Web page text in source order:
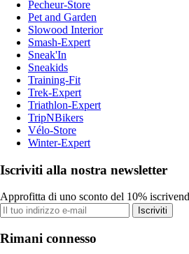
Pecheur-Store
Pet and Garden
Slowood Interior
Smash-Expert
Sneak'In
Sneakids
Training-Fit
Trek-Expert
Triathlon-Expert
TripNBikers
Vélo-Store
Winter-Expert
Iscriviti alla nostra newsletter
Approfitta di uno sconto del 10%
Iscriviti
Rimani connesso